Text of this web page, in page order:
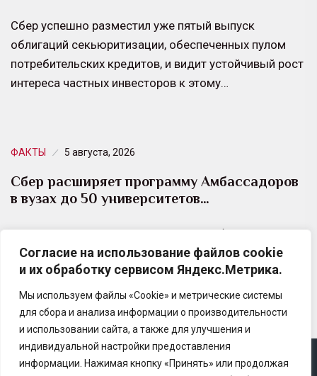
Согласие на использование файлов cookie
и их обработку сервисом Яндекс.Метрика.
Мы используем файлы «Cookie» и метрические системы
для сбора и анализа информации о производительности
и использовании сайта, а также для улучшения и
индивидуальной настройки предоставления
информации. Нажимая кнопку «Принять» или продолжая
Сбер успешно разместил уже пятый выпуск
облигаций секьюритизации, обеспеченных пулом
потребительских кредитов, и видит устойчивый рост
интереса частных инвесторов к этому…
ФАКТЫ 5 августа, 2026
Сбер расширяет программу Амбассадоров
в вузах до 50 университетов…
Новый сезон проекта стартует в октябре: по два
студента от каждого вуза — от Санкт-Петербурга и
Белгорода до Владивостока и Якутска…
Copyright © 2025 Ассоциация «Некоммерческого